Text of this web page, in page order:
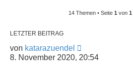
14 Themen • Seite 1 von 1
LETZTER BEITRAG
von katarazuendel
8. November 2020, 20:54